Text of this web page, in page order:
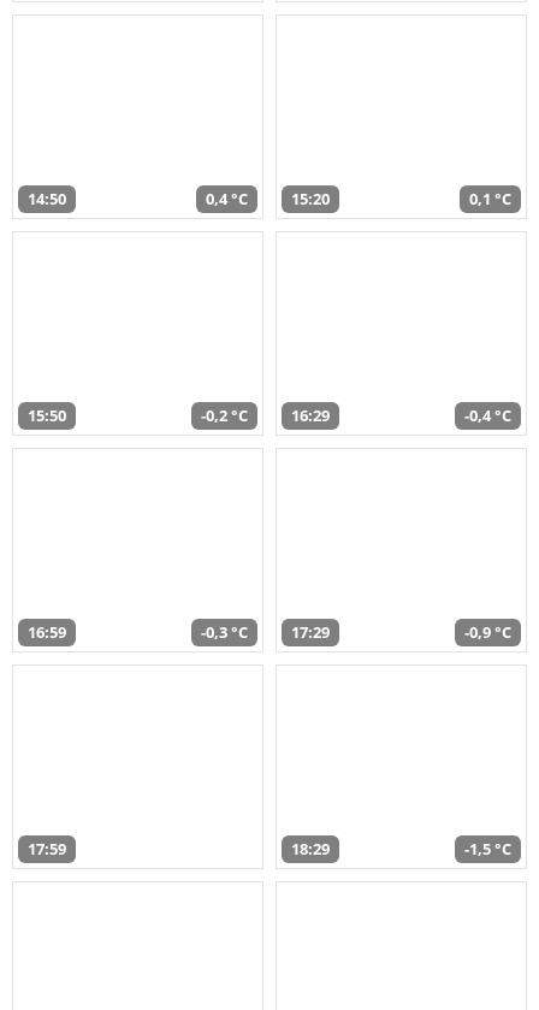
14:50 0,4 °C 15:20 0,1 °C
15:50 -0,2 °C 16:29 -0,4 °C
16:59 -0,3 °C 17:29 -0,9 °C
17:59 18:29 -1,5 °C